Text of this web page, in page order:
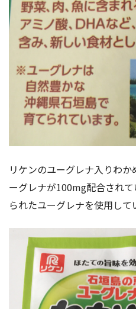
リケンのユーグレナ入りわ
ーグレナが100mg配合され
られたユーグレナを使用して